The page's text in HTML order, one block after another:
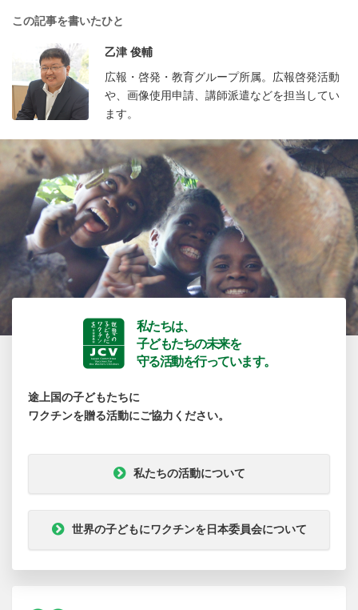
この記事を書いたひと
乙津 俊輔
広報・啓発・教育グループ所属。広報啓発活動
や、画像使用申請、講師派遣などを担当してい
ます。
私たちは、
子どもたちの未来を
守る活動を行っています。
途上国の子どもたちに
ワクチンを贈る活動にご協力ください。
私たちの活動について
世界の子どもにワクチンを日本委員会について